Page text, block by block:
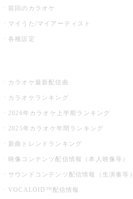
前回のカラオケ
マイうた/マイアーティスト
各種設定
カラオケ最新配信曲
カラオケランキング
2026年カラオケ上半期ランキング
2025年カラオケ年間ランキング
新曲トレンドランキング
映像コンテンツ配信情報（本人映像等）
サウンドコンテンツ配信情報（生演奏等）
VOCALOID™配信情報